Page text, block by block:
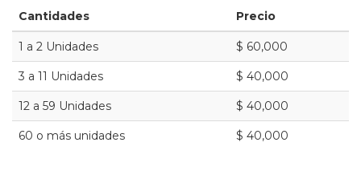
Cantidades Precio
1 a 2 Unidades $ 60,000
3 a 11 Unidades $ 40,000
12 a 59 Unidades $ 40,000
60 o más unidades $ 40,000